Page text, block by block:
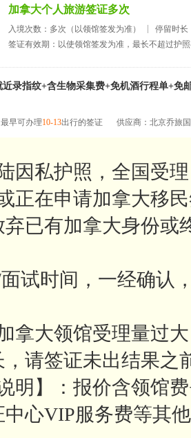
加拿大个人旅游签证多次
入境次数：多次（以领馆签发为准）
停留时长
签证有效期：以使领馆签发为准，最长不超过护
近录指纹+含生物采集费+免机酒行程单+免
最早可办理10-13出行的签证 供应商：北京乔旅
因私护照，全国受
正在申请加拿大移
已有加拿大身份或
试时间，一经确认
拿大领馆受理量过
请签证未出结果之
明】：报价含领馆
心VIP服务费等其